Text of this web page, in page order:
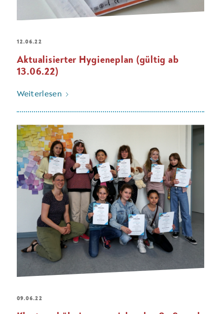
12.06.22
Aktualisierter Hygieneplan (gültig ab
13.06.22)
Weiterlesen
09.06.22